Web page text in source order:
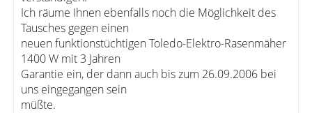
Ich räume Ihnen ebenfalls noch die Möglichkeit des
Tausches gegen einen
neuen funktionstüchtigen Toledo-Elektro-Rasenmäher
1400 W mit 3 Jahren
Garantie ein, der dann auch bis zum 26.09.2006 bei
uns eingegangen sein
müßte.